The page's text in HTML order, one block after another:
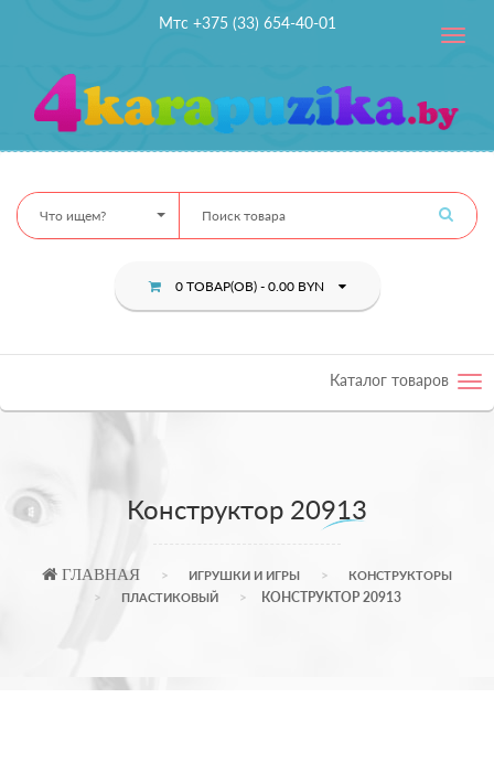
Мтс +375 (33) 654-40-01
Toggle
Что ищем?
0 ТОВАР(ОВ) - 0.00 BYN
Каталог товаров
Конструктор 20913
ГЛАВНАЯ ИГРУШКИ И ИГРЫ
КОНСТРУКТОРЫ
ПЛАСТИКОВЫЙ
КОНСТРУКТОР 20913